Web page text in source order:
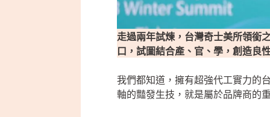
走過兩年試煉，台灣奇士美所領銜
口，試圖結合產、官、學，創造良
我們都知道，擁有超強代工實力的
軸的豔發生技，就是屬於品牌商的